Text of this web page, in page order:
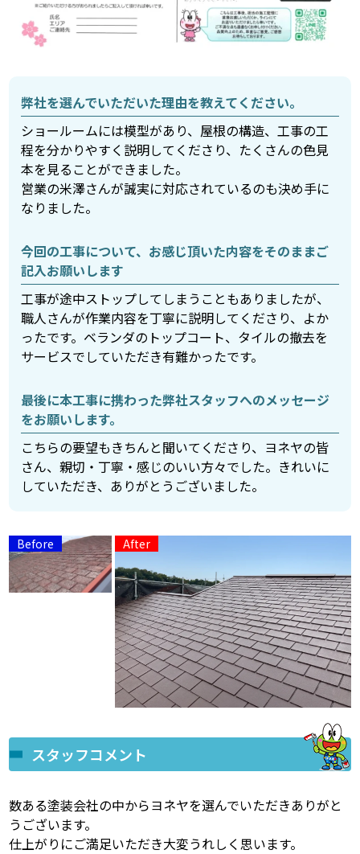
弊社を選んでいただいた理由を教えてください。
ショールームには模型があり、屋根の構造、工事の工
程を分かりやすく説明してくださり、たくさんの色見
本を見ることができました。
営業の米澤さんが誠実に対応されているのも決め手に
なりました。
今回の工事について、お感じ頂いた内容をそのままご
記入お願いします
工事が途中ストップしてしまうこともありましたが、
職人さんが作業内容を丁寧に説明してくださり、よか
ったです。ベランダのトップコート、タイルの撤去を
サービスでしていただき有難かったです。
最後に本工事に携わった弊社スタッフへのメッセージ
をお願いします。
こちらの要望もきちんと聞いてくださり、ヨネヤの皆
さん、親切・丁寧・感じのいい方々でした。きれいに
していただき、ありがとうございました。
スタッフコメント
数ある塗装会社の中からヨネヤを選んでいただきありがと
うございます。
仕上がりにご満足いただき大変うれしく思います。